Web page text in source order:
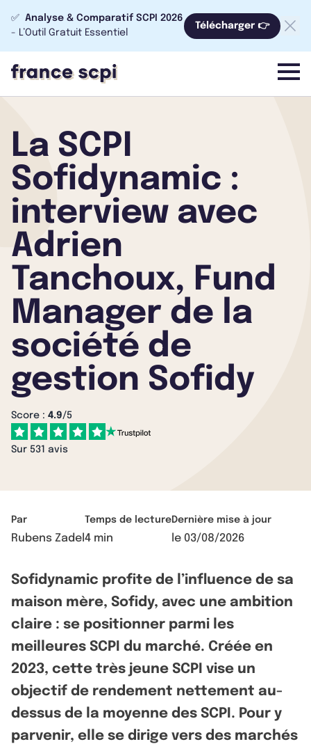
✅ Analyse & Comparatif SCPI 2026
- L’Outil Gratuit Essentiel
Télécharger 👉
menu
La SCPI
Sofidynamic :
interview avec
Adrien
Tanchoux, Fund
Manager de la
société de
gestion Sofidy
Score : 4.9/5
Sur 531 avis
Par
Rubens Zadel
Temps de lecture
4 min
Dernière mise à jour
le 03/08/2026
Sofidynamic profite de l’influence de sa
maison mère, Sofidy, avec une ambition
claire : se positionner parmi les
meilleures SCPI du marché. Créée en
2023, cette très jeune SCPI vise un
objectif de rendement nettement au-
dessus de la moyenne des SCPI. Pour y
parvenir, elle se dirige vers des marchés